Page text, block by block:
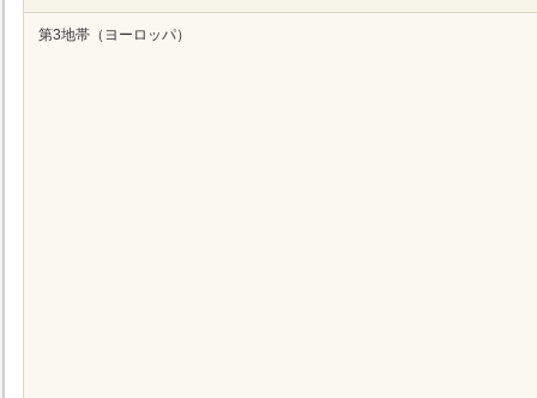
第3地帯（ヨーロッパ）